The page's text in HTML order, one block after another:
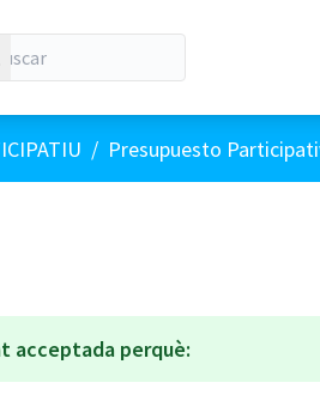
/ Presupuesto
acceptada perquè: